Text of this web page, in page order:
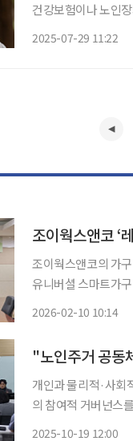
건강보험이나 노인
2025-07-29 11:22
조이웍스앤코의 가
유니버셜 스마트가구 개
2026-02-10 10:14
"노인주거 공동
개인과 물리적·사회
의 참여적 거버넌스
2025-10-19 12:00